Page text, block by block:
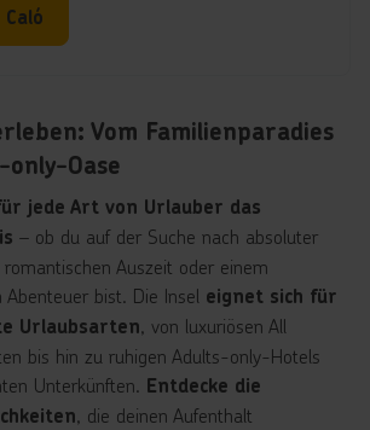
Vom Familienparadies
Oase
jede Art von Urlauber das
– ob du auf der Suche nach absoluter
Auszeit oder einem
Abenteuer bist. Die Insel eignet sich für
Urlaubsarten, von luxuriösen All
bis hin zu ruhigen Adults-only-Hotels
Unterkünften. Entdecke die
, die deinen Aufenthalt